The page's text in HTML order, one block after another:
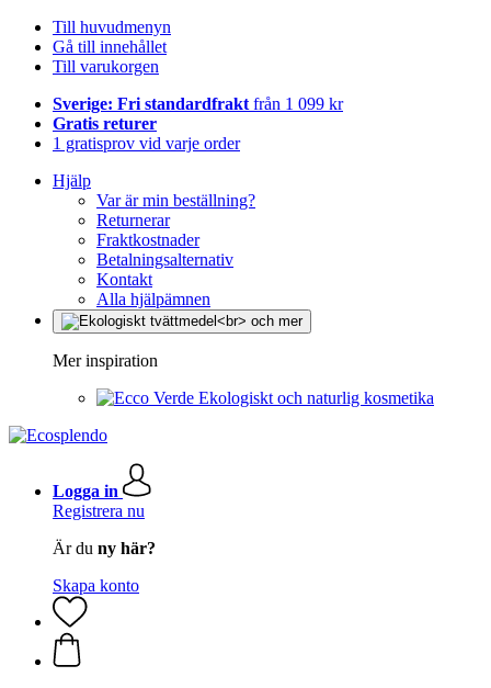
Till huvudmenyn
Gå till innehållet
Till varukorgen
Sverige: Fri standardfrakt från 1 099 kr
Gratis returer
1 gratisprov vid varje order
Hjälp
Var är min beställning?
Returnerar
Fraktkostnader
Betalningsalternativ
Kontakt
Alla hjälpämnen
Mer inspiration
Ekologiskt och naturlig kosmetika
Logga in
Registrera nu
Är du ny här?
Skapa konto